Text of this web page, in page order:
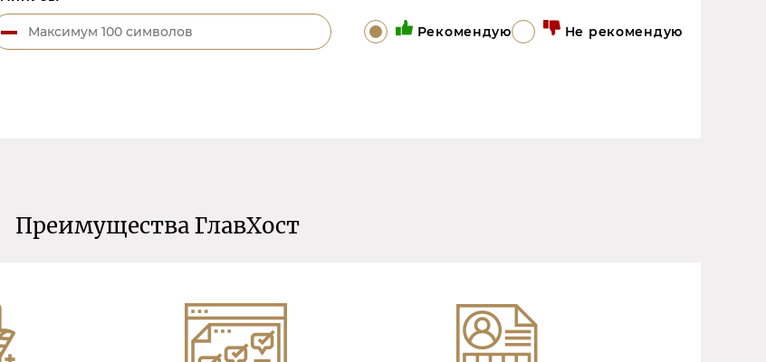
Рекомендую Не рекомендую
Преимущества ГлавХост